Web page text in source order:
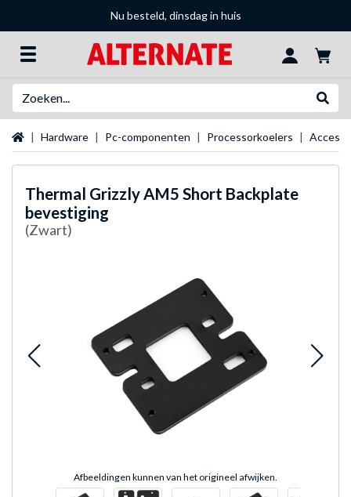
Nu besteld, dinsdag in huis
Startpagina
Hardware Pc-componenten Processorkoelers
Thermal GrizzlyAM5 Short Backplate
bevestiging
(Zwart)
Afbeeldingen kunnen van het origineel afwijken.